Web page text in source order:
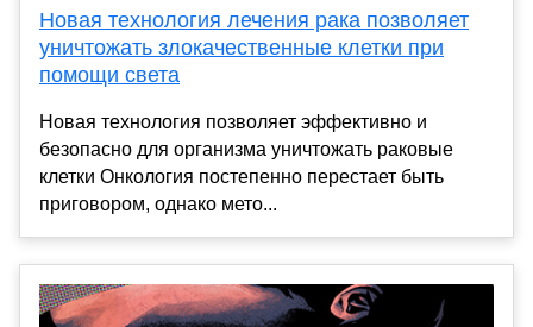
Новая технология лечения рака позволяет
уничтожать злокачественные клетки при
помощи света
Новая технология позволяет эффективно и
безопасно для организма уничтожать раковые
клетки Онкология постепенно перестает быть
приговором, однако мето...